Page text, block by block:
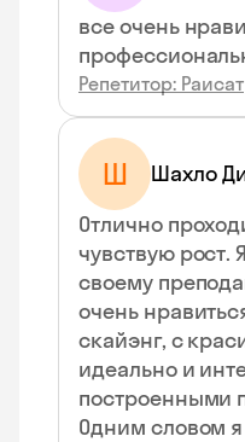
все очень
Репетитор: Раисат
Ш Шахло
Отлично
чувствую рост.
своему
очень
скайэнг, с
идеально и
построенными
Одним словом